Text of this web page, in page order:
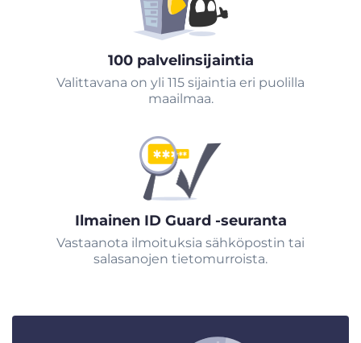
100 palvelinsijaintia
Valittavana on yli 115 sijaintia eri puolilla
maailmaa.
Ilmainen ID Guard -seuranta
Vastaanota ilmoituksia sähköpostin tai
salasanojen tietomurroista.